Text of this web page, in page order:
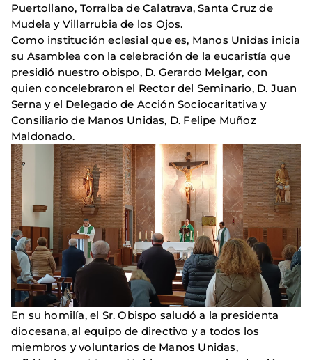
Puertollano, Torralba de Calatrava, Santa Cruz de
Mudela y Villarrubia de los Ojos.
Como institución eclesial que es, Manos Unidas inicia
su Asamblea con la celebración de la eucaristía que
presidió nuestro obispo, D. Gerardo Melgar, con
quien concelebraron el Rector del Seminario, D. Juan
Serna y el Delegado de Acción Sociocaritativa y
Consiliario de Manos Unidas, D. Felipe Muñoz
Maldonado.
En su homilía, el Sr. Obispo saludó a la presidenta
diocesana, al equipo de directivo y a todos los
miembros y voluntarios de Manos Unidas,